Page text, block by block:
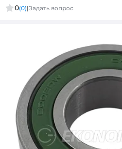
0(0)|Задать вопрос